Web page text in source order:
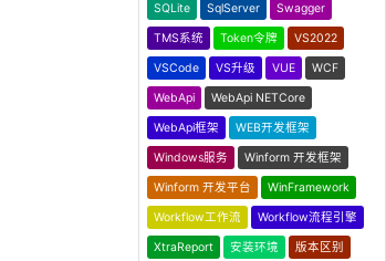
SQLite SqlServer Swagger
TMS系统 Token令牌 VS2022
VSCode VS升级 VUE WCF
WebApi WebApi NETCore
WebApi框架 WEB开发框架
Windows服务 Winform 开发框架
Winform 开发平台 WinFramework
Workflow工作流 Workflow流程引擎
XtraReport 安装环境 版本区别